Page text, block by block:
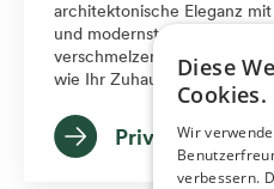
architektonische Eleganz
und modernster Technik.
verschmelzen zu einem
wie Ihr Zuhause.
Priva
Diese
Cookies.
Wir
verbessern.